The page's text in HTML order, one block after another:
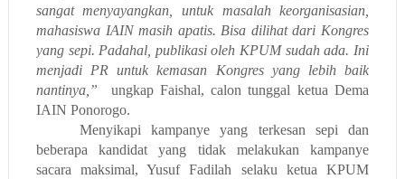
sangat menyayangkan, untuk masalah keorganisasian,
mahasiswa IAIN masih apatis. Bisa dilihat dari Kongres
yang sepi. Padahal, publikasi oleh KPUM sudah ada. Ini
menjadi PR untuk kemasan Kongres yang lebih baik
nantinya,”
ungkap Faishal, calon tunggal ketua Dema
IAIN Ponorogo.
Menyikapi kampanye yang terkesan sepi dan
beberapa kandidat yang tidak melakukan kampanye
sacara maksimal, Yusuf Fadilah selaku ketua KPUM